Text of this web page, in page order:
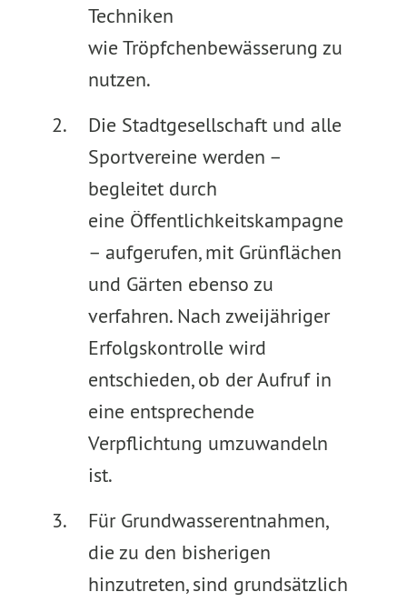
Techniken
wie Tröpfchenbewässerung zu
nutzen.
Die Stadtgesellschaft und alle
Sportvereine werden –
begleitet durch
eine Öffentlichkeitskampagne
– aufgerufen, mit Grünflächen
und Gärten ebenso zu
verfahren. Nach zweijähriger
Erfolgskontrolle wird
entschieden, ob der Aufruf in
eine entsprechende
Verpflichtung umzuwandeln
ist.
Für Grundwasserentnahmen,
die zu den bisherigen
hinzutreten, sind grundsätzlich